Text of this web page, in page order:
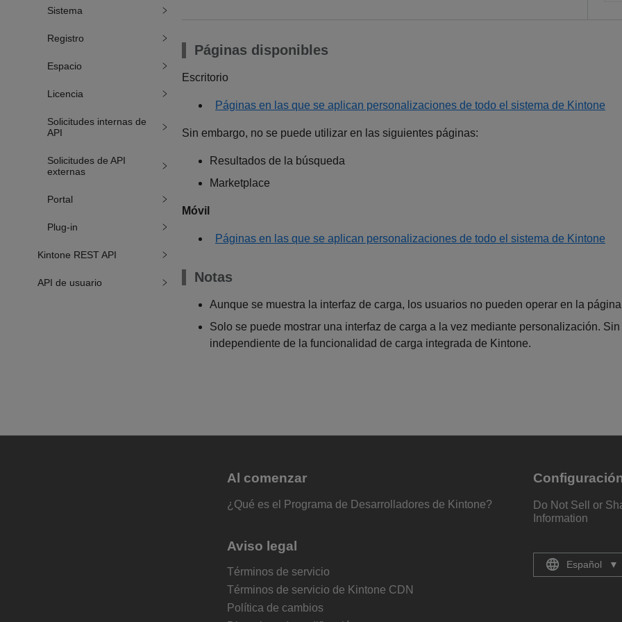
Sistema
Registro
Espacio
Licencia
Solicitudes internas de
API
Solicitudes de API
externas
Portal
Plug-in
Kintone REST API
API de usuario
Páginas disponibles
Escritorio
Páginas en las que se aplican personalizaciones de todo el sistema de Kintone
Sin embargo, no se puede utilizar en las siguientes páginas:
Resultados de la búsqueda
Marketplace
Móvil
Páginas en las que se aplican personalizaciones de todo el sistema de Kintone
Notas
Aunque se muestra la interfaz de carga, los usuarios no pueden operar en la
Solo se puede mostrar una interfaz de carga a la vez mediante personalización.
independiente de la funcionalidad de carga integrada de Kintone.
Al comenzar
¿Qué es el Programa de Desarrolladores de Kintone?
Aviso legal
Términos de servicio
Términos de servicio de Kintone CDN
Política de cambios
Do Not Sell or
Information
Español ▼